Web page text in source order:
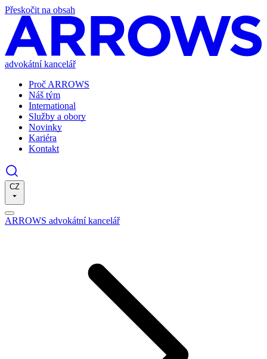
Přeskočit na obsah
advokátní kancelář
Proč ARROWS
Náš tým
International
Služby a obory
Novinky
Kariéra
Kontakt
CZ
ARROWS advokátní kancelář